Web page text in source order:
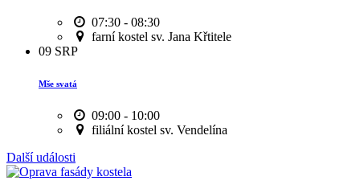
07:30 - 08:30
farní kostel sv. Jana Křtitele
09 SRP
Mše svatá
09:00 - 10:00
filiální kostel sv. Vendelína
Další události